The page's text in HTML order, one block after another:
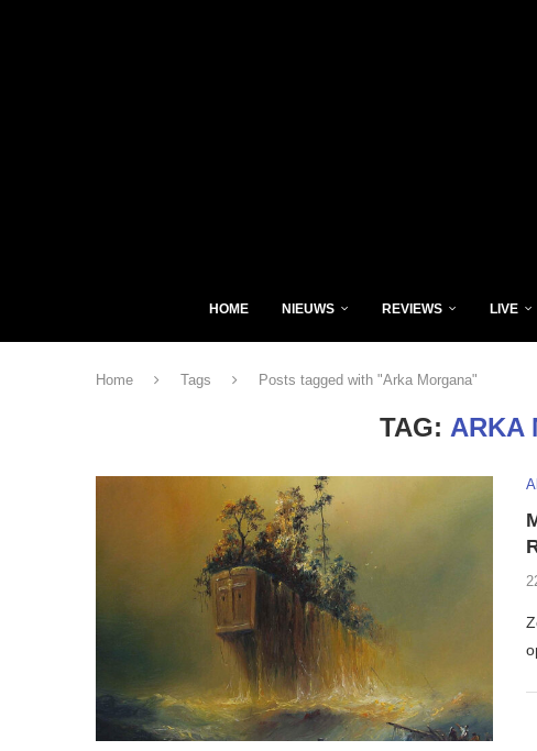
HOME NIEUWS REVIEWS LIVE
Home Tags Posts tagged with "Arka Morgana"
TAG: ARKA